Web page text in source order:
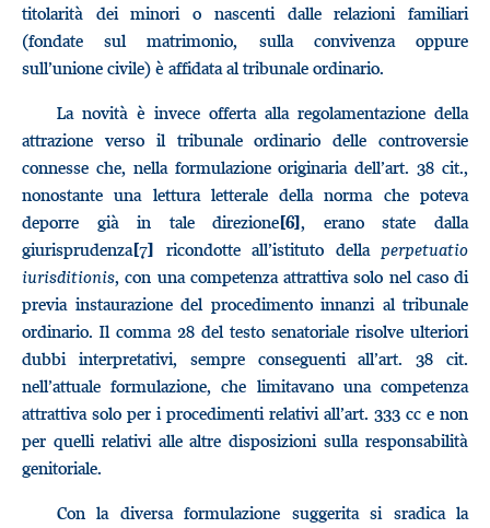
titolarità dei minori o nascenti dalle relazioni familiari
(fondate sul matrimonio, sulla convivenza oppure
sull’unione civile) è affidata al tribunale ordinario.
La novità è invece offerta alla regolamentazione della
attrazione verso il tribunale ordinario delle controversie
connesse che, nella formulazione originaria dell’art. 38 cit.,
nonostante una lettura letterale della norma che poteva
deporre già in tale direzione[6], erano state dalla
giurisprudenza[7] ricondotte all’istituto della perpetuatio
iurisditionis, con una competenza attrattiva solo nel caso di
previa instaurazione del procedimento innanzi al tribunale
ordinario. Il comma 28 del testo senatoriale risolve ulteriori
dubbi interpretativi, sempre conseguenti all’art. 38 cit.
nell’attuale formulazione, che limitavano una competenza
attrattiva solo per i procedimenti relativi all’art. 333 cc e non
per quelli relativi alle altre disposizioni sulla responsabilità
genitoriale.
Con la diversa formulazione suggerita si sradica la